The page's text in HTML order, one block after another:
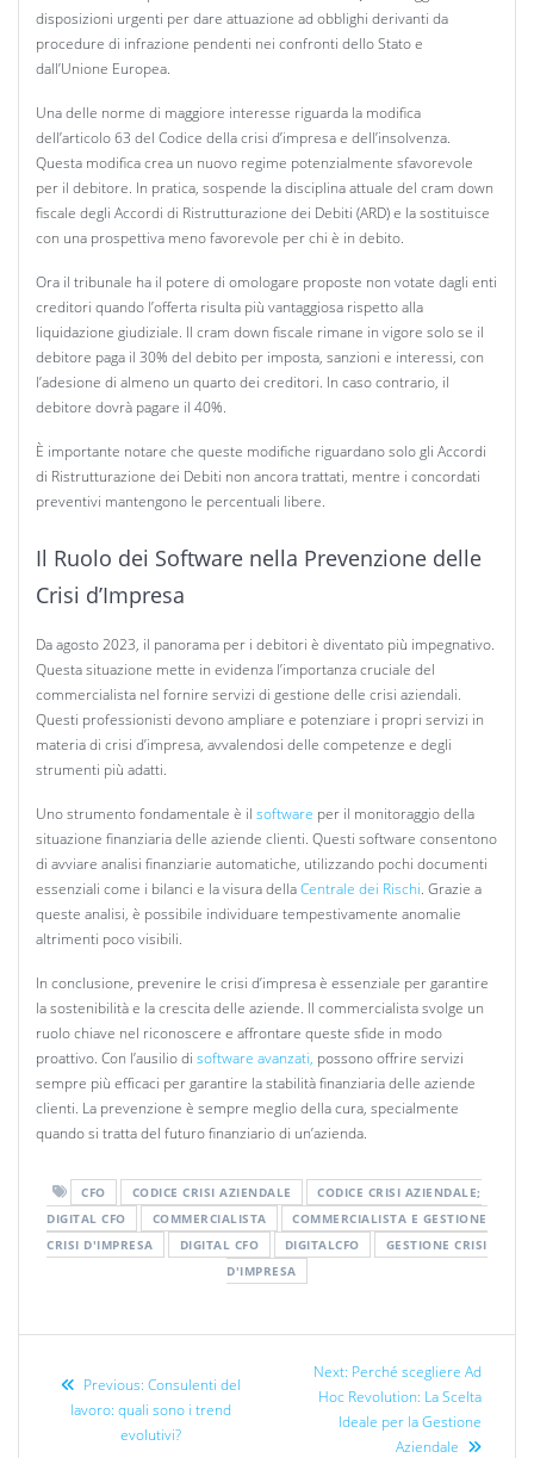
disposizioni urgenti per dare attuazione ad obblighi derivanti da
procedure di infrazione pendenti nei confronti dello Stato e
dall’Unione Europea.
Una delle norme di maggiore interesse riguarda la modifica
dell’articolo 63 del Codice della crisi d’impresa e dell’insolvenza.
Questa modifica crea un nuovo regime potenzialmente sfavorevole
per il debitore. In pratica, sospende la disciplina attuale del cram down
fiscale degli Accordi di Ristrutturazione dei Debiti (ARD) e la sostituisce
con una prospettiva meno favorevole per chi è in debito.
Ora il tribunale ha il potere di omologare proposte non votate dagli enti
creditori quando l’offerta risulta più vantaggiosa rispetto alla
liquidazione giudiziale. Il cram down fiscale rimane in vigore solo se il
debitore paga il 30% del debito per imposta, sanzioni e interessi, con
l’adesione di almeno un quarto dei creditori. In caso contrario, il
debitore dovrà pagare il 40%.
È importante notare che queste modifiche riguardano solo gli Accordi
di Ristrutturazione dei Debiti non ancora trattati, mentre i concordati
preventivi mantengono le percentuali libere.
Il Ruolo dei Software nella Prevenzione delle
Crisi d’Impresa
Da agosto 2023, il panorama per i debitori è diventato più impegnativo.
Questa situazione mette in evidenza l’importanza cruciale del
commercialista nel fornire servizi di gestione delle crisi aziendali.
Questi professionisti devono ampliare e potenziare i propri servizi in
materia di crisi d’impresa, avvalendosi delle competenze e degli
strumenti più adatti.
Uno strumento fondamentale è il software per il monitoraggio della
situazione finanziaria delle aziende clienti. Questi software consentono
di avviare analisi finanziarie automatiche, utilizzando pochi documenti
essenziali come i bilanci e la visura dellaCentrale dei Rischi. Grazie a
queste analisi, è possibile individuare tempestivamente anomalie
altrimenti poco visibili.
In conclusione, prevenire le crisi d’impresa è essenziale per garantire
la sostenibilità e la crescita delle aziende. Il commercialista svolge un
ruolo chiave nel riconoscere e affrontare queste sfide in modo
proattivo. Con l’ausilio di software avanzati, possono offrire servizi
sempre più efficaci per garantire la stabilità finanziaria delle aziende
clienti. La prevenzione è sempre meglio della cura, specialmente
quando si tratta del futuro finanziario di un’azienda.
CFO CODICE CRISI AZIENDALE
CODICE CRISI AZIENDALE;
DIGITAL CFO
COMMERCIALISTA
COMMERCIALISTA E GESTIONE
CRISI D'IMPRESA
DIGITAL CFO DIGITALCFO
GESTIONE CRISI
D'IMPRESA
Previous: Consulenti del
lavoro: quali sono i trend
evolutivi?
Next: Perché scegliere Ad
Hoc Revolution: La Scelta
Ideale per la Gestione
Aziendale